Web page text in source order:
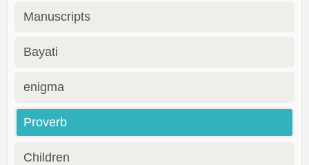
Manuscripts
Bayati
enigma
Proverb
Children